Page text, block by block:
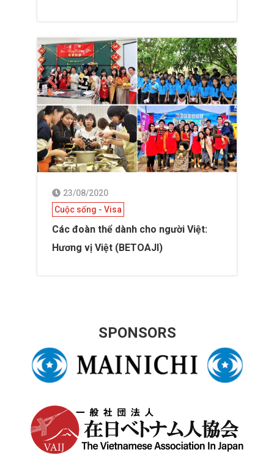
23/08/2020
Cuộc sống - Visa
Các đoàn thể dành cho người Việt:
Hương vị Việt (BETOAJI)
SPONSORS